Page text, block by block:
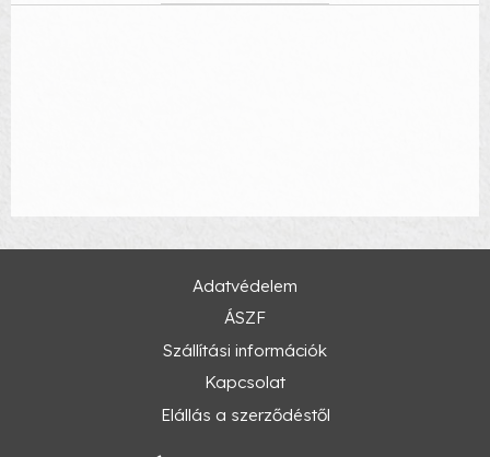
Adatvédelem
ÁSZF
Szállítási információk
Kapcsolat
Elállás a szerződéstől